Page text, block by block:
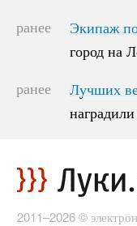
ранее
Экипаж
город на
Экипаж
город на
ранее
Лучших
Лучших
2011–2026 ©